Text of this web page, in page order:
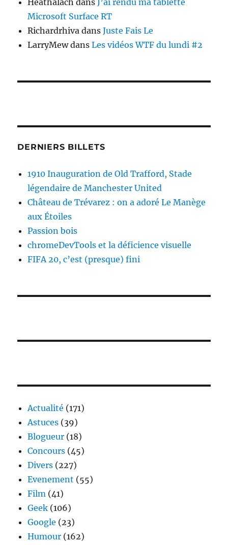
Heathalach dansJ’ai rendu ma tablette
Microsoft Surface RT
Richardrhiva dansJuste Fais Le
LarryMewdansLes vidéos WTF du lundi #2
DERNIERS BILLETS
1910 Inauguration de Old Trafford, Stade
légendaire de Manchester United
Château de Trévarez : on a adoré Le Manège
aux Étoiles
Passion bois
chromeDevTools et la déficience visuelle
FIFA 20, c’est (presque) fini
Actualité (171)
Astuces (39)
Blogueur (18)
Concours (45)
Divers (227)
Evenement (55)
Film (41)
Geek (106)
Google (23)
Humour (162)